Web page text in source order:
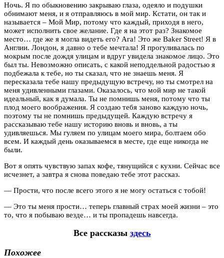
Ночь. Я по обыкновению закрываю глаза, одеяло и подушки
обнимают меня, и я отправляюсь в мой мир. Кстати, он так и
называется – Мой Мир, потому что каждый, приходя в него,
может исполнить свое желание. Где я на этот раз? Знакомое
место… где же я могла видеть его? Ага! Это же Baker Street! Я в
Англии. Лондон, я давно о тебе мечтала! Я прогуливалась по
мокрым после дождя улицам и вдруг увидела знакомое лицо. Это
был ты. Невозможно описать, с какой неподдельной радостью я
подбежала к тебе, но ты сказал, что не знаешь меня. Я
пересказала тебе нашу предыдущую встречу, но ты смотрел на
меня удивленными глазами. Оказалось, что мой мир не такой
идеальный, как я думала. Ты не помнишь меня, потому что ты
плод моего воображения. Я создаю тебя заново каждую ночь,
поэтому ты не помнишь предыдущей. Каждую встречу я
рассказываю тебе нашу историю вновь и вновь, а ты
удивляешься. Мы гуляем по улицам моего мира, болтаем обо
всем. И каждый день оказываемся в месте, где еще никогда не
были.
Вот я опять чувствую запах кофе, тянущийся с кухни. Сейчас все
исчезнет, а завтра я снова поведаю тебе этот рассказ.
— Прости, что после всего этого я не могу остаться с тобой!
— Это ты меня прости… теперь главный страх моей жизни – это
то, что я побываю везде… и ты пропадешь навсегда.
Все рассказы здесь
Похожее